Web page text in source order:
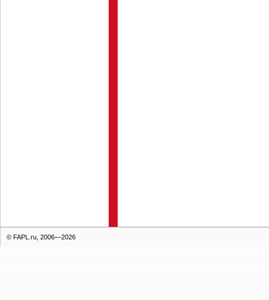
© FAPL.ru, 2006—2026